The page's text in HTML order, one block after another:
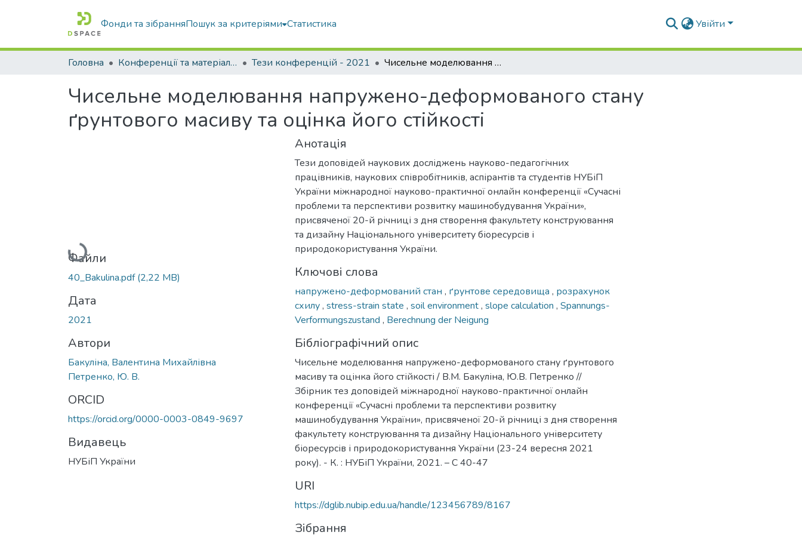
Фонди та зібранняПошук за критеріями Статистика Увійти
Головна Конференції та матеріали конференцій Тези конференцій - 2021 Чисельне моделювання напружено-деформованого стану ґрунтового масиву та оцінка його стійкості
Чисельне моделювання напружено-деформованого стану
ґрунтового масиву та оцінка його стійкості
Вантажиться...
Файли
40_Bakulina.pdf(2,22 MB)
Дата
2021
Автори
Бакуліна, Валентина Михайлівна
Петренко, Ю. В.
ORCID
https://orcid.org/0000-0003-0849-9697
Видавець
НУБіП України
Анотація
Тези доповідей наукових досліджень науково-педагогічних
працівників, наукових співробітників, аспірантів та студентів НУБіП
України міжнародної науково-практичної онлайн конференції «Сучасні
проблеми та перспективи розвитку машинобудування України»,
присвяченої 20-й річниці з дня створення факультету конструювання
та дизайну Національного університету біоресурсів і
природокористування України.
Ключові слова
напружено-деформований стан , ґрунтове середовища , розрахунок
схилу, stress-strain state , soil environment, slope calculation , Spannungs-
Verformungszustand , Berechnung der Neigung
Бібліографічний опис
Чисельне моделювання напружено-деформованого стану ґрунтового
масиву та оцінка його стійкості / В.М. Бакуліна, Ю.В. Петренко //
Збірник тез доповідей міжнародної науково-практичної онлайн
конференції «Сучасні проблеми та перспективи розвитку
машинобудування України», присвяченої 20-й річниці з дня створення
факультету конструювання та дизайну Національного університету
біоресурсів і природокористування України (23-24 вересня 2021
року). - К. : НУБіП України, 2021. – С 40-47
URI
https://dglib.nubip.edu.ua/handle/123456789/8167
Зібрання